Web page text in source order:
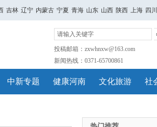
吉林 辽宁 内蒙古 宁夏 青海 山东 山西 陕西 上海 四川
投稿邮箱：zxwhnxw@163.com
新闻热线：0371-65700861
中新专题 健康河南 文化旅游 社